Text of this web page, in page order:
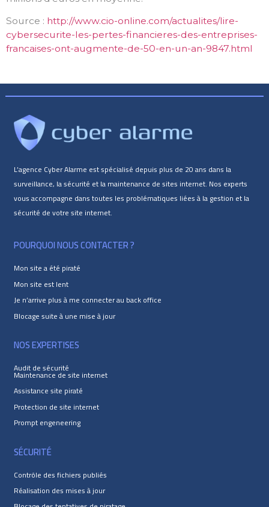
Source : http://www.cio-online.com/actualites/lire-
cybersecurite-les-pertes-financieres-des-entreprises-
francaises-ont-augmente-de-50-en-un-an-9847.html
L’agence Cyber Alarme est spécialisé depuis plus de 20 ans dans la
surveillance, la sécurité et la maintenance de sites internet. Nos experts
vous accompagne dans toutes les problématiques liées à la gestion et la
sécurité de votre site internet.
POURQUOI NOUS CONTACTER ?
Mon site a été piraté
Mon site est lent
Je n’arrive plus à me connecter au back office
Blocage suite à une mise à jour
NOS EXPERTISES
Audit de sécurité
Maintenance de site internet
Assistance site piraté
Protection de site internet
Prompt engeneering
SÉCURITÉ
Contrôle des fichiers publiés
Réalisation des mises à jour